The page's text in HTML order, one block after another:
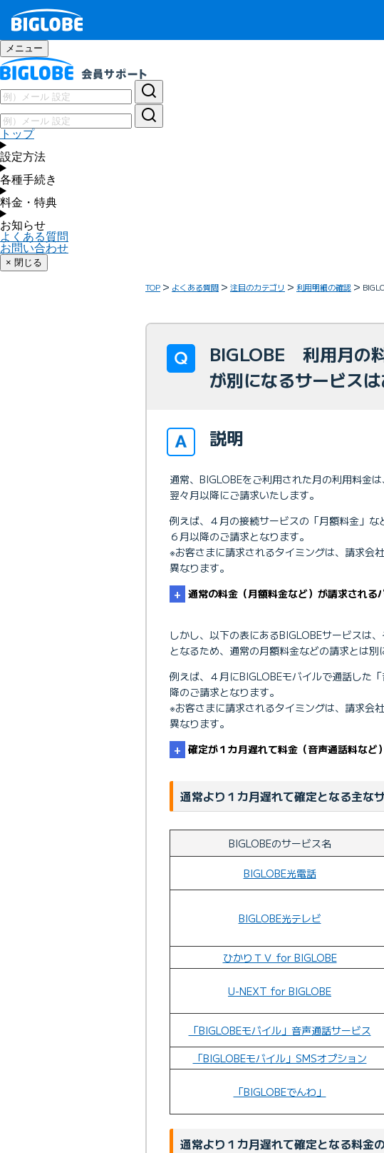
メニュー
トップ
設定方法
各種手続き
料金・特典
お知らせ
よくある質問
お問い合わせ
× 閉じる
TOP よくある質問 注目のカテゴリ 利用明細の確認
BIGLOBE 利用月の
が別になるサービス
説明
通常、BIGLOBEをご利用された月の利用料金
翌々月以降にご請求いたします。
例えば、４月の接続サービスの「月額料金」
６月以降のご請求となります。
※お客さまに請求されるタイミングは、請求会
異なります。
通常の料金（月額料金など）が請求される
しかし、以下の表にあるBIGLOBEサービスは
となるため、通常の月額料金などの請求とは別
例えば、４月にBIGLOBEモバイルで通話した
降のご請求となります。
※お客さまに請求されるタイミングは、請求会
異なります。
確定が１カ月遅れて料金（音声通話料など
通常より１カ月遅れて確定となる主な
BIGLOBEのサービス名
BIGLOBE光電話
BIGLOBE光テレビ
ひかりＴＶ for BIGLOBE
U-NEXT for BIGLOBE
「BIGLOBEモバイル」音声通話サービス
「BIGLOBEモバイル」SMSオプション
「BIGLOBEでんわ」
通常より１カ月遅れて確定となる料金